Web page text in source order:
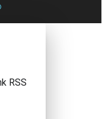
RSS